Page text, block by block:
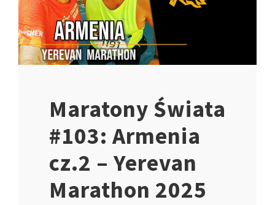
Maratony Świata
#103: Armenia
cz.2 – Yerevan
Marathon 2025